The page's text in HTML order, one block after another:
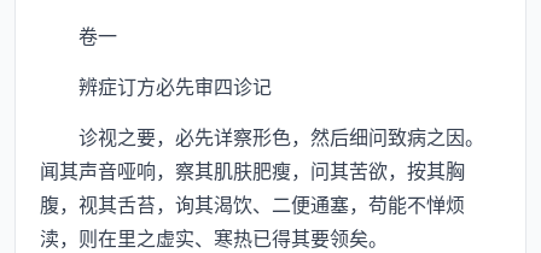
卷一
辨症订方必先审四诊记
诊视之要，必先详察形色，然后细问致病之因。
闻其声音哑响，察其肌肤肥瘦，问其苦欲，按其胸
腹，视其舌苔，询其渴饮、二便通塞，苟能不惮烦
渎，则在里之虚实、寒热已得其要领矣。